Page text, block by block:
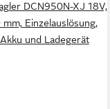
DCN950N-XJ 18V,
Einzelauslösung,
und Ladegerät